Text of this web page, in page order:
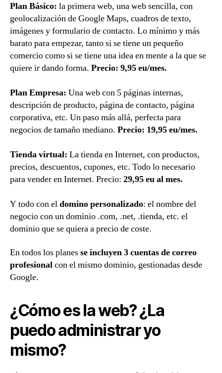
Plan Básico: la primera web, una web sencilla, con
geolocalización de Google Maps, cuadros de texto,
imágenes y formulario de contacto. Lo mínimo y más
barato para empezar, tanto si se tiene un pequeño
comercio como si se tiene una idea en mente a la que se
quiere ir dando forma. Precio: 9,95 eu/mes.
Plan Empresa: Una web con 5 páginas internas,
descripción de producto, página de contacto, página
corporativa, etc. Un paso más allá, perfecta para
negocios de tamaño mediano. Precio: 19,95 eu/mes.
Tienda virtual: La tienda en Internet, con productos,
precios, descuentos, cupones, etc. Todo lo necesario
para vender en Internet. Precio: 29,95 eu al mes.
Y todo con eldomino personalizado: el nombre del
negocio con un dominio .com, .net, .tienda, etc. el
dominio que se quiera a precio de coste.
En todos los planesse incluyen 3 cuentas de correo
profesionalcon el mismo dominio, gestionadas desde
Google.
¿Cómo es la web? ¿La
puedo administrar yo
mismo?